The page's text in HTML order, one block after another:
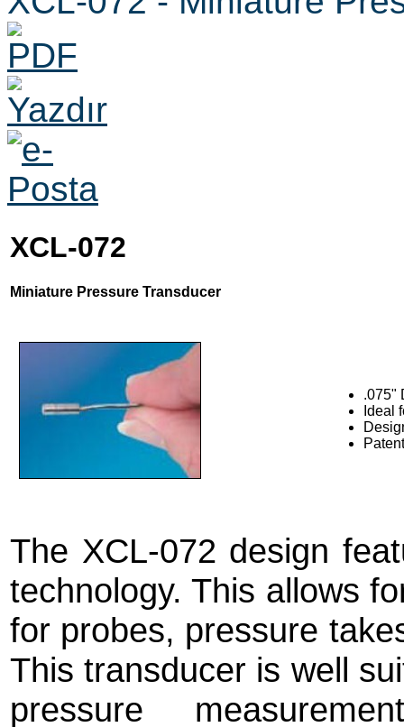
XCL-072
Miniature Pressure Transducer
.075"
Ideal
The XCL-072 design
technology. This allows
for probes, pressure
This transducer is well
pressure